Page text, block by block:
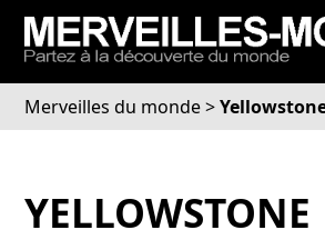
Merveilles du monde>
YELLOWSTONE